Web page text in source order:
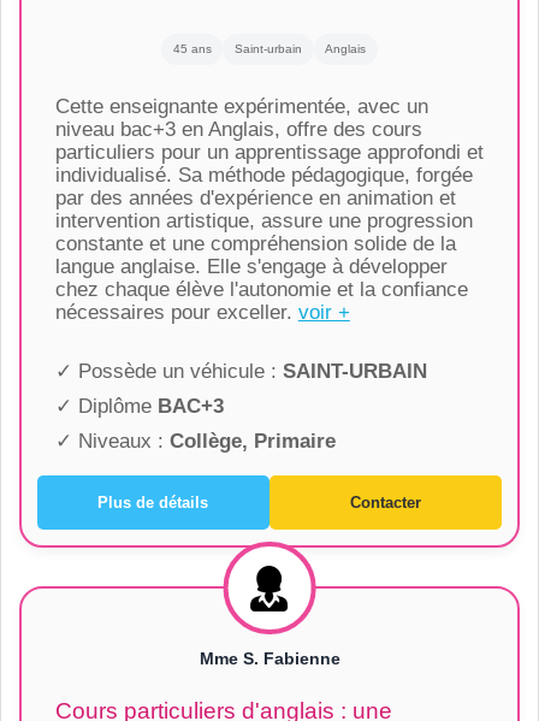
45 ans Saint-urbain Anglais
Cette enseignante expérimentée, avec un
niveau bac+3 en Anglais, offre des cours
particuliers pour un apprentissage approfondi et
individualisé. Sa méthode pédagogique, forgée
par des années d'expérience en animation et
intervention artistique, assure une progression
constante et une compréhension solide de la
langue anglaise. Elle s'engage à développer
chez chaque élève l'autonomie et la confiance
nécessaires pour exceller. voir +
✓ Possède un véhicule : SAINT-URBAIN
✓ Diplôme BAC+3
✓ Niveaux : Collège, Primaire
Plus de détails Contacter
Mme S. Fabienne
Cours particuliers d'anglais : une